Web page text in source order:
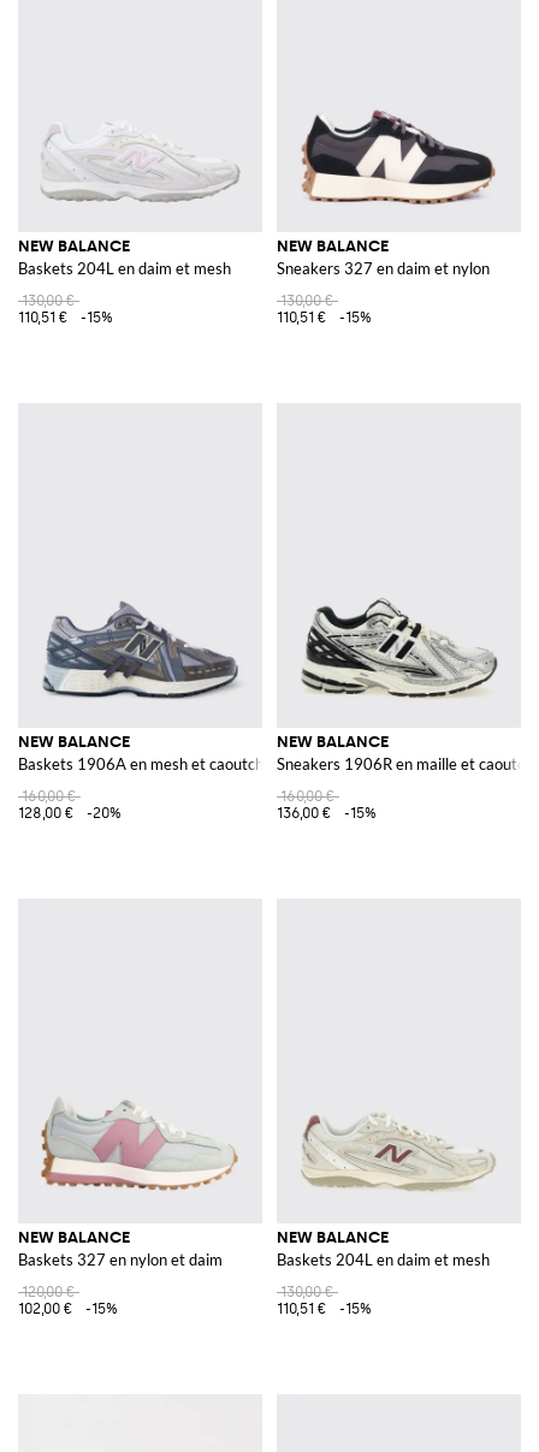
NEW BALANCE
Baskets 204L en daim et mesh
130,00 €
110,51 €
-15%
NEW BALANCE
Sneakers 327 en daim et nylon
130,00 €
110,51 €
-15%
NEW BALANCE
Baskets 1906A en mesh et caoutchouc
160,00 €
128,00 €
-20%
NEW BALANCE
Sneakers 1906R en maille et
160,00 €
136,00 €
-15%
NEW BALANCE
Baskets 327 en nylon et daim
120,00 €
102,00 €
-15%
NEW BALANCE
Baskets 204L en daim et mesh
130,00 €
110,51 €
-15%